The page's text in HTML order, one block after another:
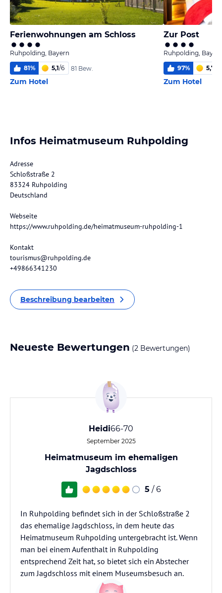
Ferienwohnungen am Schloss
Ruhpolding, Bayern
81% 5,1/6 81 Bew.
Zum Hotel
Zur Post
Ruhpolding,
97% 5,7
Zum Hotel
Infos Heimatmuseum Ruhpolding
Adresse
Schloßstraße 2
83324 Ruhpolding
Deutschland
Webseite
https://www.ruhpolding.de/heimatmuseum-ruhpolding-1
Kontakt
tourismus@ruhpolding.de
+49866341230
Beschreibung bearbeiten
Neueste Bewertungen (2 Bewertungen)
Heidi66-70
September 2025
Heimatmuseum im ehemaligen
Jagdschloss
5 / 6
In Ruhpolding befindet sich in der Schloßstraße 2
das ehemalige Jagdschloss, in dem heute das
Heimatmuseum Ruhpolding untergebracht ist. Wenn
man bei einem Aufenthalt in Ruhpolding
entsprechend Zeit hat, so bietet sich ein Abstecher
zum Jagdschloss mit einem Museumsbesuch an.